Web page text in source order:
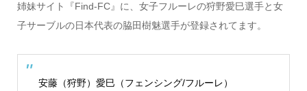
姉妹サイト『Find-FC』に、女子フルーレの狩野愛巳選手と女
子サーブルの日本代表の脇田樹魅選手が登録されてます。
安藤（狩野）愛巳（フェンシング/フルーレ）